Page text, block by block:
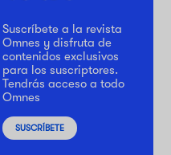
Suscríbete a la revista
Omnes y disfruta de
contenidos exclusivos
para los suscriptores.
Tendrás acceso a todo
Omnes
SUSCRÍBETE